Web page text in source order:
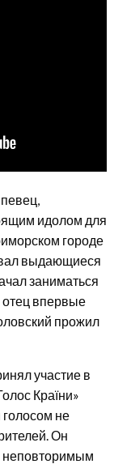
идолом для
городе
выдающиеся
заниматься
отец впервые
прожил
участие в
Країни»
голосом не
Он
неповторимым